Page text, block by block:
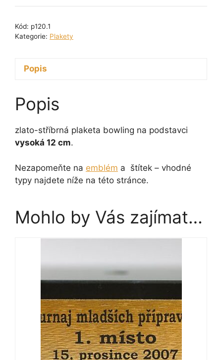
reliéfem
Kód: p120.1
Kategorie: Plakety
Popis
Popis
zlato-stříbrná plaketa bowling na podstavci
vysoká 12 cm.
Nezapomeňte na emblém a štítek – vhodné
typy najdete níže na této stránce.
Mohlo by Vás zajímat…